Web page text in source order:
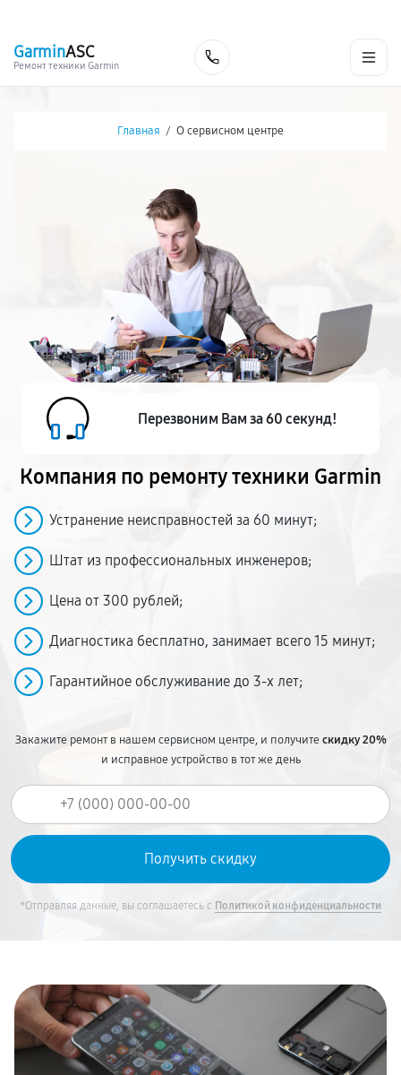
GarminASC
Ремонт техники Garmin
Главная / О сервисном центре
Компания по ремонтутехники Garmin
Устранение неисправностей за 60 минут;
Штат из профессиональных инженеров;
Цена от 300 рублей;
Диагностика бесплатно, занимает всего 15 минут;
Гарантийное обслуживание до 3-х лет;
Закажите ремонт в нашем сервисном центре, и получитескидку 20%
и исправное устройство в тот же день
*Отправляя данные, вы соглашаетесь с Политикой конфиденциальности
Перезвоним Вам за 60 секунд!